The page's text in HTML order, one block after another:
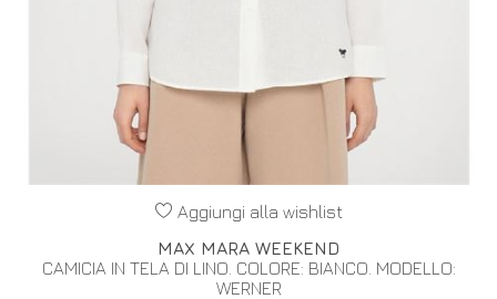
Aggiungi alla wishlist
MAX MARA WEEKEND
CAMICIA IN TELA DI LINO. COLORE: BIANCO. MODELLO:
WERNER